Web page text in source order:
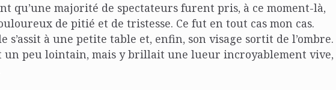
qu’une majorité de spectateurs furent pris, à ce moment-là,
de pitié et de tristesse. Ce fut en tout cas mon cas.
s’assit à une petite table et, enfin, son visage sortit de l’ombre.
un peu lointain, mais y brillait une lueur incroyablement vive,